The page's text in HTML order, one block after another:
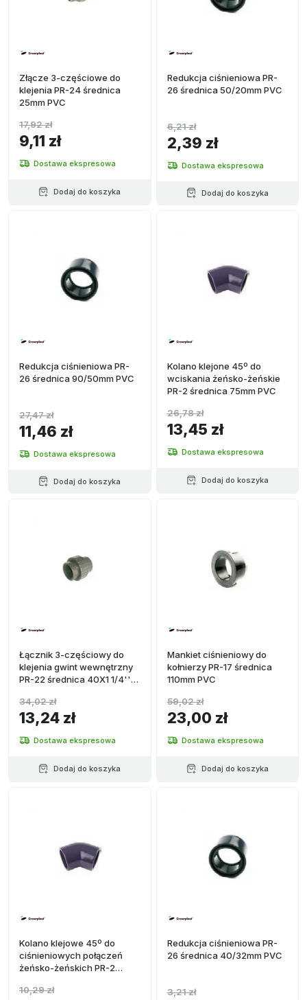
Złącze 3-częściowe do
klejenia PR-24 średnica
25mm PVC
9,11 zł
17,92 zł
Dostawa ekspresowa
Dodaj do koszyka
Redukcja ciśnieniowa PR-
26 średnica 50/20mm PVC
2,39 zł
6,21 zł
Dostawa ekspresowa
Dodaj do koszyka
Redukcja ciśnieniowa PR-
26 średnica 90/50mm PVC
11,46 zł
27,47 zł
Dostawa ekspresowa
Dodaj do koszyka
Kolano klejone 45º do
wciskania żeńsko-żeńskie
PR-2 średnica 75mm PVC
13,45 zł
26,78 zł
Dostawa ekspresowa
Dodaj do koszyka
Łącznik 3-częściowy do
klejenia gwint wewnętrzny
PR-22 średnica 40X1 1/4''
13,24 zł
34,02 zł
Dostawa ekspresowa
Dodaj do koszyka
Mankiet ciśnieniowy do
kołnierzy PR-17 średnica
110mm PVC
23,00 zł
59,02 zł
Dostawa ekspresowa
Dodaj do koszyka
Kolano klejowe 45º do
ciśnieniowych połączeń
żeńsko-żeńskich PR-2
10,29 zł
Redukcja ciśnieniowa PR-
26 średnica 40/32mm PVC
3,21 zł